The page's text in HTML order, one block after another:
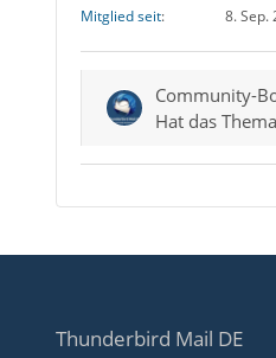
Mitglied seit
8. Sep.
Community-
Hat das
Thunderbird Mail DE